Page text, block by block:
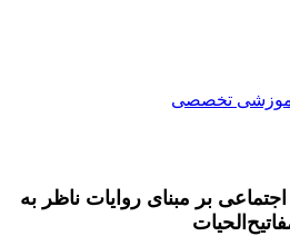
آموزشی تخصصی
بر مبنای روایات ناظر به